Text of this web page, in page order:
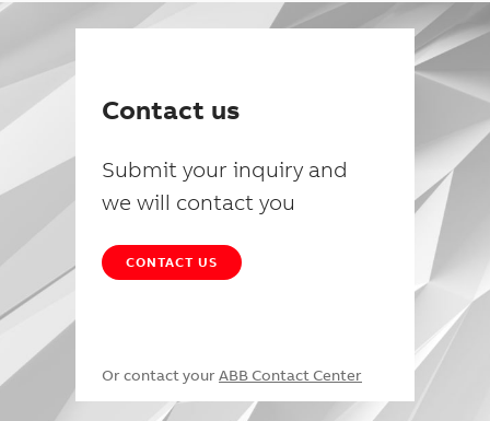
Contact us
Submit your inquiry and
we will contact you
CONTACT US
Or contact your ABB Contact Center